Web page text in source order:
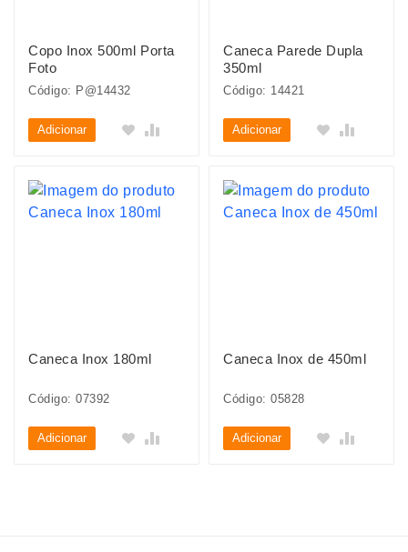
Copo Inox 500ml Porta
Foto
Código: P@14432
Adicionar
Caneca Parede Dupla
350ml
Código: 14421
Adicionar
Caneca Inox 180ml
Código: 07392
Adicionar
Caneca Inox de 450ml
Código: 05828
Adicionar